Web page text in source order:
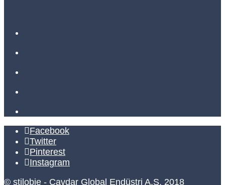
Facebook
Twitter
Pinterest
Instagram
© stilobje - Çavdar Global Endüstri A.Ş. 2018